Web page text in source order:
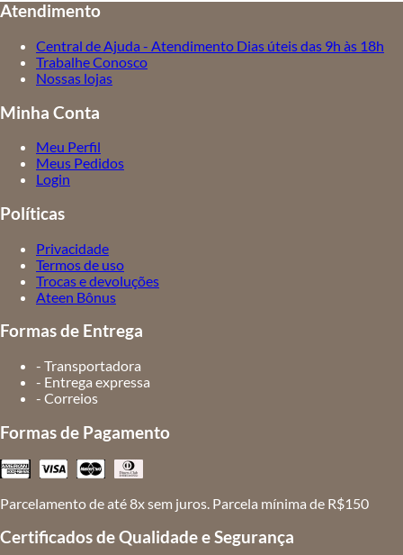
Atendimento
Central de Ajuda - Atendimento Dias úteis das 9h às 18h
Trabalhe Conosco
Nossas lojas
Minha Conta
Meu Perfil
Meus Pedidos
Login
Políticas
Privacidade
Termos de uso
Trocas e devoluções
Ateen Bônus
Formas de Entrega
- Transportadora
- Entrega expressa
- Correios
Formas de Pagamento
Parcelamento de até 8x sem juros. Parcela mínima de R$150
Certificados de Qualidade e Segurança